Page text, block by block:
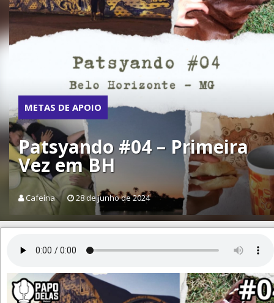
METAS DE APOIO
Patsyando #04 – Primeira
Vez em BH
Cafeína 28 de junho de 2024